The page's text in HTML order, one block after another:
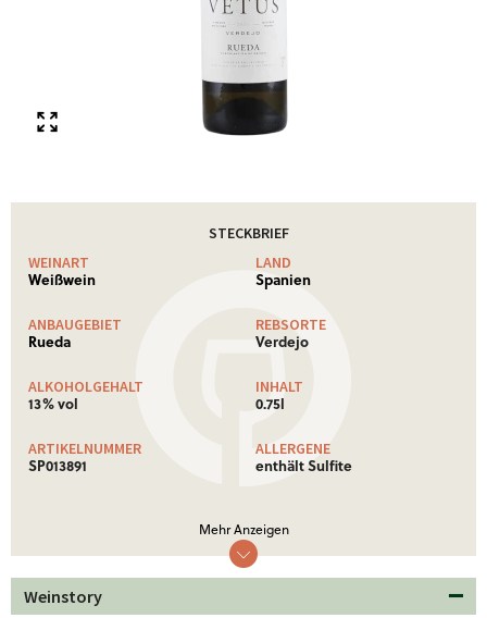
STECKBRIEF
WEINART
Weißwein
LAND
Spanien
ANBAUGEBIET
Rueda
REBSORTE
Verdejo
ALKOHOLGEHALT
13% vol
INHALT
0.75l
ARTIKELNUMMER
SP013891
ALLERGENE
enthält Sulfite
Brennwert
311 Kj (74 kcal)
Weitere Informationen!
Mehr Anzeigen
Weinstory